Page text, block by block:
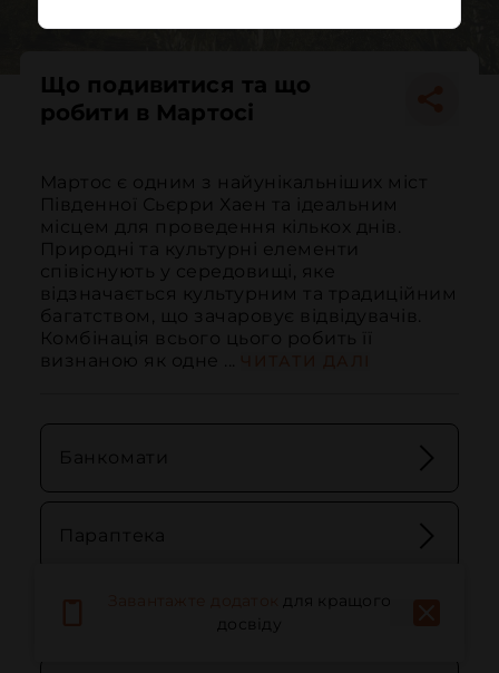
Що подивитися та що
робити в Мартосі
Мартос є одним з найунікальніших міст
Південної Сьєрри Хаен та ідеальним
місцем для проведення кількох днів.
Природні та культурні елементи
співіснують у середовищі, яке
відзначається культурним та традиційним
багатством, що зачаровує відвідувачів.
Комбінація всього цього робить її
визнаною як одне ...
Банкомати
Параптека
для кращого
досвіду